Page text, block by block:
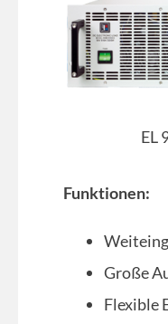
EL
Funktionen:
Große
Flexible